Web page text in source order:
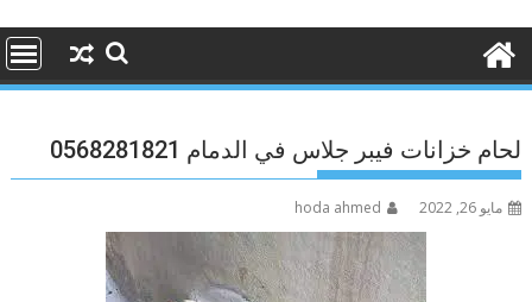
لحام خزانات فيبر جلاس في الدمام 0568281821
مايو 26, 2022 hoda ahmed